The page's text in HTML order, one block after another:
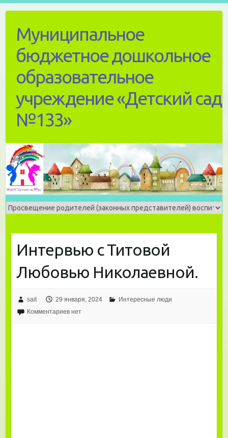
contentМуниципальное
бюджетное дошкольное
образовательное
учреждение «Детский сад
№133»
Интервью с Титовой
Любовью Николаевной.
sait 29 января, 2024
Интересные люди
Комментариев нет